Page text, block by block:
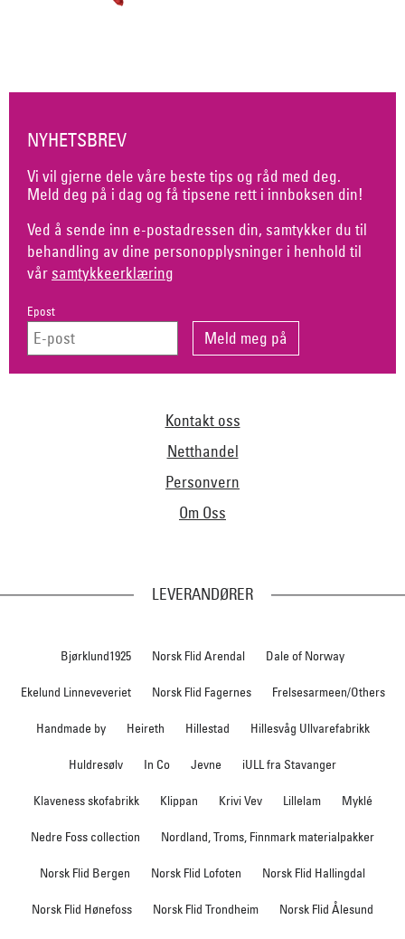
NYHETSBREV
Vi vil gjerne dele våre beste tips og råd med deg.
Meld deg på i dag og få tipsene rett i innboksen din!
Ved å sende inn e-postadressen din, samtykker du til
behandling av dine personopplysninger i henhold til
vår samtykkeerklæring
Epost
Kontakt oss
Netthandel
Personvern
Om Oss
LEVERANDØRER
Bjørklund1925 Norsk Flid Arendal Dale of Norway
Ekelund Linneveveriet Norsk Flid Fagernes Frelsesarmeen/Others
Handmade by Heireth Hillestad Hillesvåg Ullvarefabrikk
Huldresølv In Co Jevne iULL fra Stavanger
Klaveness skofabrikk Klippan Krivi Vev Lillelam Myklé
Nedre Foss collection Nordland, Troms, Finnmark materialpakker
Norsk Flid Bergen Norsk Flid Lofoten Norsk Flid Hallingdal
Norsk Flid Hønefoss Norsk Flid Trondheim Norsk Flid Ålesund